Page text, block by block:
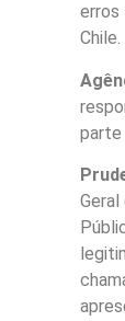
erros
Chile.
parte